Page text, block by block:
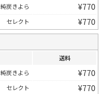
純炭きよら
¥770
セレクト ¥770
送料
純炭きよら
¥770
セレクト ¥770